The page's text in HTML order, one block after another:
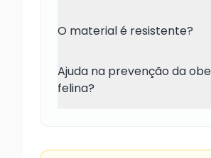
O material é resistente?
Ajuda na prevenção da
felina?